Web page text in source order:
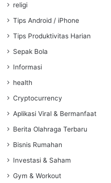
religi
Tips Android / iPhone
Tips Produktivitas Harian
Sepak Bola
Informasi
health
Cryptocurrency
Aplikasi Viral & Bermanfaat
Berita Olahraga Terbaru
Bisnis Rumahan
Investasi & Saham
Gym & Workout